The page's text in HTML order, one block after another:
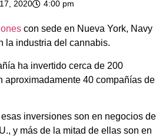
2020 4:00 pm
con sede en Nueva York, Navy
la industria del cannabis.
ha invertido cerca de 200
aproximadamente 40 compañías de
inversiones son en negocios de
y más de la mitad de ellas son en